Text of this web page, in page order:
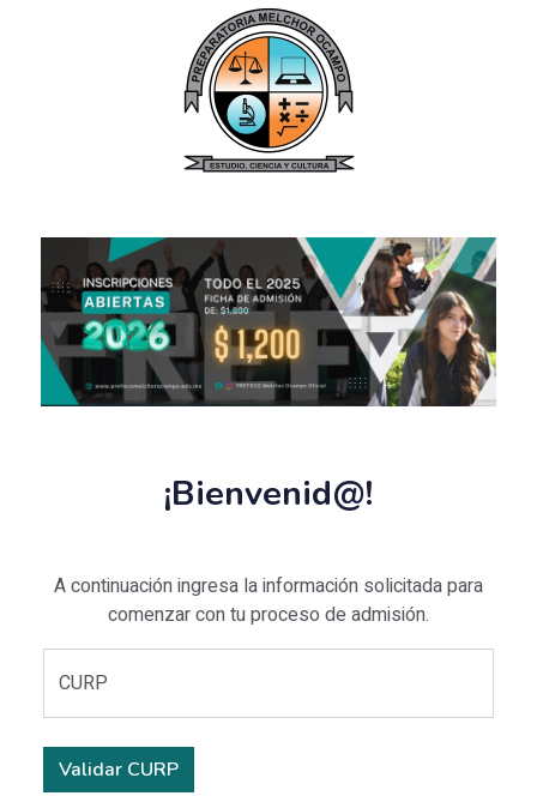
¡Bienvenid@!
A continuación ingresa la información solicitada para
comenzar con tu proceso de admisión.
CURP
Validar CURP